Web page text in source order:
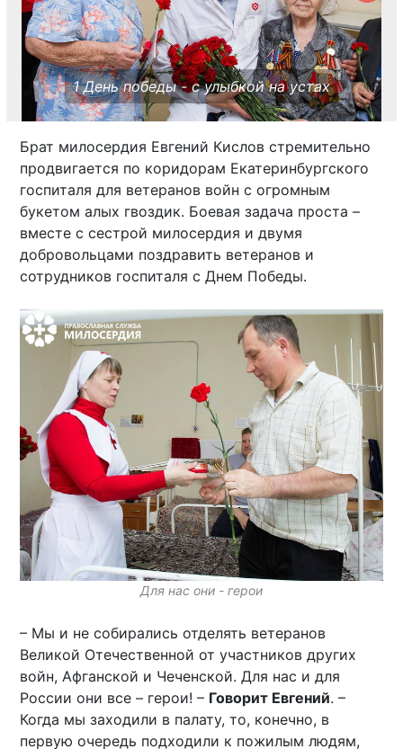
1 День победы - с улыбкой на устах
Брат милосердия Евгений Кислов стремительно
продвигается по коридорам Екатеринбургского
госпиталя для ветеранов войн с огромным
букетом алых гвоздик. Боевая задача проста –
вместе с сестрой милосердия и двумя
добровольцами поздравить ветеранов и
сотрудников госпиталя с Днем Победы.
Для нас они - герои
– Мы и не собирались отделять ветеранов
Великой Отечественной от участников других
войн, Афганской и Чеченской. Для нас и для
России они все – герои! – Говорит Евгений. –
Когда мы заходили в палату, то, конечно, в
первую очередь подходили к пожилым людям,